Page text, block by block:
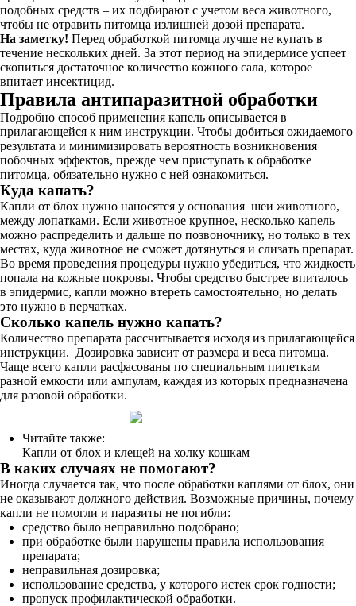
подобных средств – их подбирают с учетом веса животного,
чтобы не отравить питомца излишней дозой препарата.
На заметку! Перед обработкой питомца лучше не купать в
течение нескольких дней. За этот период на эпидермисе успеет
скопиться достаточное количество кожного сала, которое
впитает инсектицид.
Правила антипаразитной обработки
Подробно способ применения капель описывается в
прилагающейся к ним инструкции. Чтобы добиться ожидаемого
результата и минимизировать вероятность возникновения
побочных эффектов, прежде чем приступать к обработке
питомца, обязательно нужно с ней ознакомиться.
Куда капать?
Капли от блох нужно наносятся у основания шеи животного,
между лопатками. Если животное крупное, несколько капель
можно распределить и дальше по позвоночнику, но только в тех
местах, куда животное не сможет дотянуться и слизать препарат.
Во время проведения процедуры нужно убедиться, что жидкость
попала на кожные покровы. Чтобы средство быстрее впиталось
в эпидермис, капли можно втереть самостоятельно, но делать
это нужно в перчатках.
Сколько капель нужно капать?
Количество препарата рассчитывается исходя из прилагающейся
инструкции. Дозировка зависит от размера и веса питомца.
Чаще всего капли расфасованы по специальным пипеткам
разной емкости или ампулам, каждая из которых предназначена
для разовой обработки.
Читайте также:
Капли от блох и клещей на холку кошкам
В каких случаях не помогают?
Иногда случается так, что после обработки каплями от блох, они
не оказывают должного действия. Возможные причины, почему
капли не помогли и паразиты не погибли:
средство было неправильно подобрано;
при обработке были нарушены правила использования
препарата;
неправильная дозировка;
использование средства, у которого истек срок годности;
пропуск профилактической обработки.